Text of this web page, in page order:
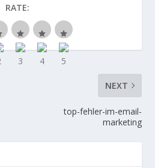
RATE:
NEXT
top-fehler-im-email-
marketing